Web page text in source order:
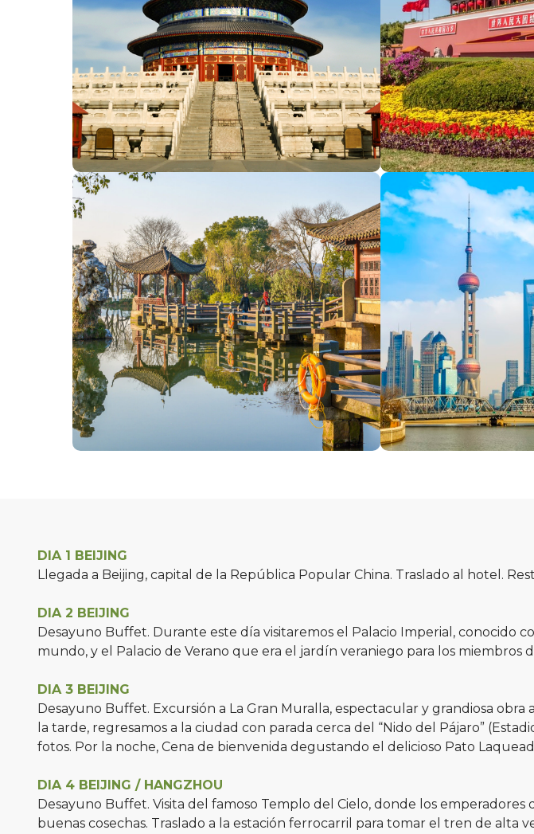
DIA 1 BEIJING
Llegada a Beijing, capital de la República Popular China. Traslado al hotel.
DIA 2 BEIJING
Desayuno Buffet. Durante este día visitaremos el Palacio Imperial, conocido
mundo, y el Palacio de Verano que era el jardín veraniego para los
DIA 3 BEIJING
Desayuno Buffet. Excursión a La Gran Muralla, espectacular y grandiosa
la tarde, regresamos a la ciudad con parada cerca del “Nido del Pájaro”
fotos. Por la noche, Cena de bienvenida degustando el delicioso Pato
DIA 4 BEIJING / HANGZHOU
Desayuno Buffet. Visita del famoso Templo del Cielo, donde los
buenas cosechas. Traslado a la estación ferrocarril para tomar el tren de alta